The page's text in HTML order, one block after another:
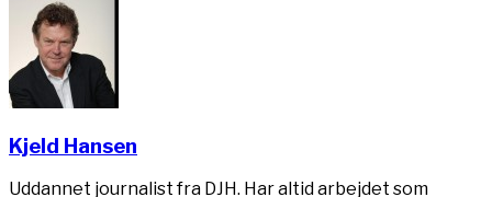
Kjeld Hansen
Uddannet journalist fra DJH. Har altid arbejdet som